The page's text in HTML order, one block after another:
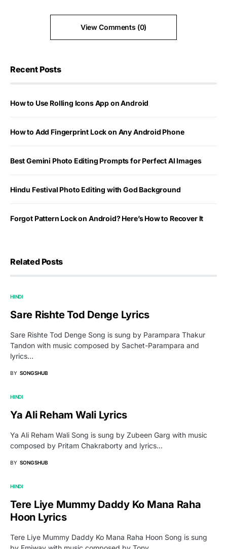
View Comments (0)
Recent Posts
How to Use Rolling Icons App on Android
How to Add Fingerprint Lock on Any Android Phone
Best Gemini Photo Editing Prompts for Perfect AI Images
Hindu Festival Photo Editing with God Background
Forgot Pattern Lock on Android? Here’s How to Recover It
Related Posts
HINDI
Sare Rishte Tod Denge Lyrics
Sare Rishte Tod Denge Song is sung by Parampara Thakur
Tandon with music composed by Sachet-Parampara and
lyrics…
BY SONGSHUB
HINDI
Ya Ali Reham Wali Lyrics
Ya Ali Reham Wali Song is sung by Zubeen Garg with music
composed by Pritam Chakraborty and lyrics…
BY SONGSHUB
HINDI
Tere Liye Mummy Daddy Ko Mana Raha
Hoon Lyrics
Tere Liye Mummy Daddy Ko Mana Raha Hoon Song is sung